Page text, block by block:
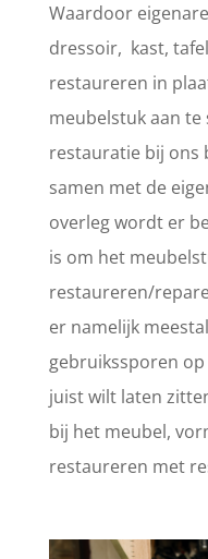
Waardoor
dressoir, kast,
restaureren in
meubelstuk aan
restauratie bij ons
samen met de
overleg wordt er
is om het
restaureren/
er namelijk
gebruikssporen
juist wilt laten
bij het meubel,
restaureren met